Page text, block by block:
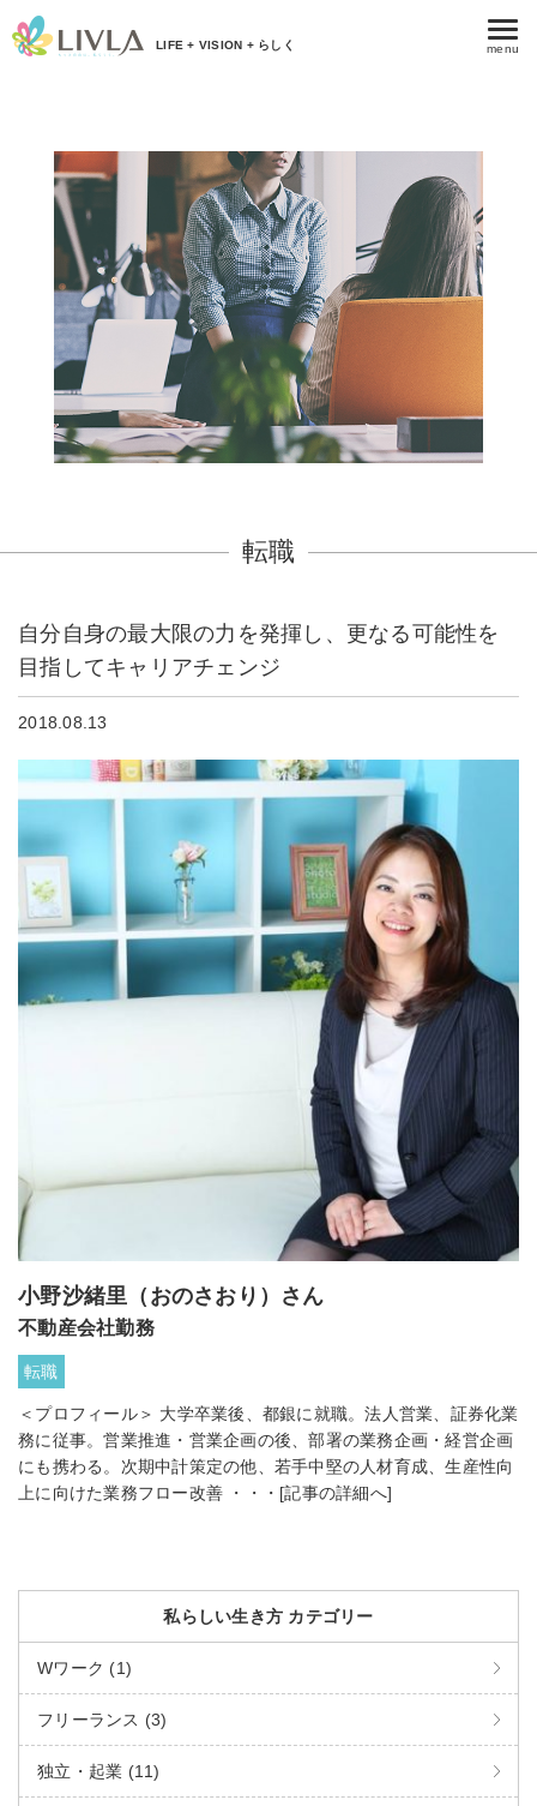
LIFE + VISION + らしく menu
転職
自分自身の最大限の力を発揮し、更なる可能性を
目指してキャリアチェンジ
2018.08.13
小野沙緒里（おのさおり）さん
不動産会社勤務
転職
＜プロフィール＞ 大学卒業後、都銀に就職。法人営業、証券化業
務に従事。営業推進・営業企画の後、部署の業務企画・経営企画
にも携わる。次期中計策定の他、若手中堅の人材育成、生産性向
上に向けた業務フロー改善 ・・・ [記事の詳細へ]
私らしい生き方 カテゴリー
Wワーク (1)
フリーランス (3)
独立・起業 (11)